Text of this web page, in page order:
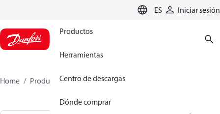
ES Iniciar sesión
Productos
Herramientas
Centro de descargas
Dónde comprar
Home Productos 187F2687